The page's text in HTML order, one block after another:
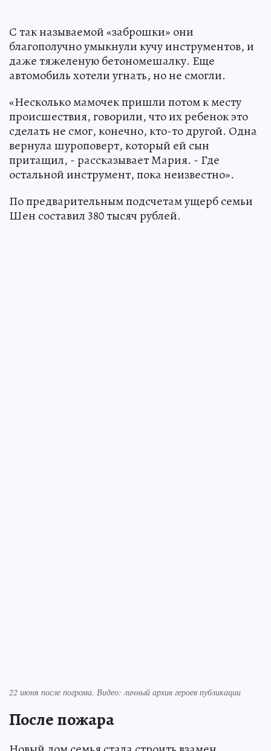
С так называемой «заброшки» они
благополучно умыкнули кучу инструментов, и
даже тяжеленую бетономешалку. Еще
автомобиль хотели угнать, но не смогли.
«Несколько мамочек пришли потом к месту
происшествия, говорили, что их ребенок это
сделать не смог, конечно, кто-то другой. Одна
вернула шуроповерт, который ей сын
притащил, - рассказывает Мария. - Где
остальной инструмент, пока неизвестно».
По предварительным подсчетам ущерб семьи
Шен составил 380 тысяч рублей.
22 июня после погрома. Видео: личный архив героев публикации
После пожара